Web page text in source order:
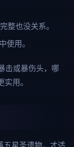
整也没关系。
使用。
击或暴伤头，哪
用。
五星圣遗物，才适